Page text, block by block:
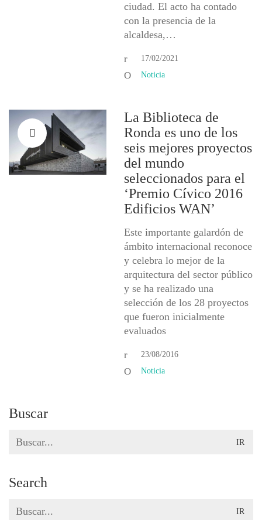
ciudad. El acto ha contado
con la presencia de la
alcaldesa,…
17/02/2021
Noticia
La Biblioteca de
Ronda es uno de los
seis mejores proyectos
del mundo
seleccionados para el
‘Premio Cívico 2016
Edificios WAN’
Este importante galardón de
ámbito internacional reconoce
y celebra lo mejor de la
arquitectura del sector público
y se ha realizado una
selección de los 28 proyectos
que fueron inicialmente
evaluados
23/08/2016
Noticia
Buscar
Search
Search
Search